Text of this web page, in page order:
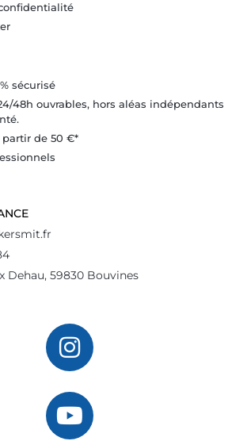
sécurisé
48h ouvrables, hors aléas indépendants
partir de 50 €*
Dehau, 59830 Bouvines